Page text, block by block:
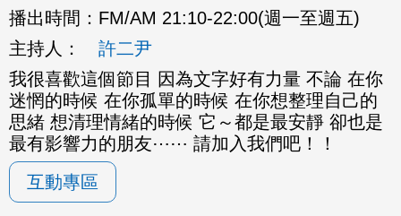
播出時間： FM/AM 21:10-22:00(週一至週五)
主持人：
許二尹
我很喜歡這個節目 因為文字好有力量 不論 在你
迷惘的時候 在你孤單的時候 在你想整理自己的
思緒 想清理情緒的時候 它～都是最安靜 卻也是
最有影響力的朋友⋯⋯ 請加入我們吧！！
互動專區